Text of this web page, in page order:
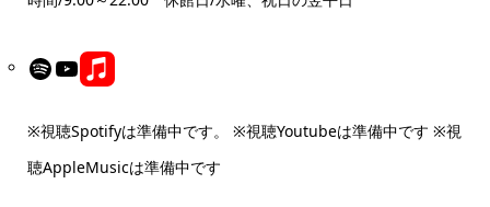
SpotifyYouTube
Link
※視聴Spotifyは準備中です。 ※視聴Youtubeは準備中です ※視
聴AppleMusicは準備中です